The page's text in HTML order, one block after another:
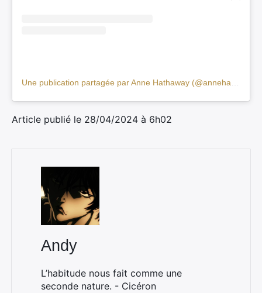
Article publié le 28/04/2024 à 6h02
Andy
L’habitude nous fait comme une
seconde nature. - Cicéron